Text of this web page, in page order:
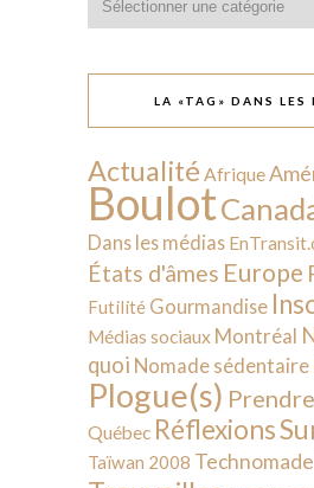
LA «TAG» DANS LES
Actualité Afrique
Boulot
Dans les médias
États d'âmes Europe
Futilité Gourmandise
Médias sociaux Montréal
quoi Nomade sédentaire
Plogue(s)
Québec Réflexions
Taïwan 2008 Technomade